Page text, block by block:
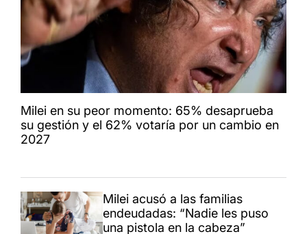
Milei en su peor momento: 65% desaprueba
su gestión y el 62% votaría por un cambio en
2027
Milei acusó a las familias
endeudadas: “Nadie les puso
una pistola en la cabeza”